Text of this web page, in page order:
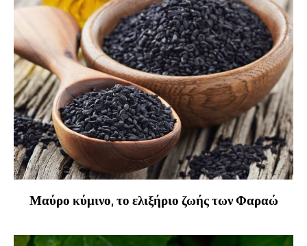
Μαύρο κύμινο, το ελιξήριο ζωής των Φαραώ